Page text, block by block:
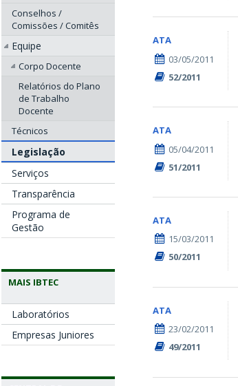
Conselhos /
Comissões / Comitês
Equipe
Corpo Docente
Relatórios do Plano
de Trabalho
Docente
Técnicos
Legislação
Serviços
Transparência
Programa de
Gestão
MAIS IBTEC
Laboratórios
Empresas Juniores
ATA
03/05/2011
52/2011
ATA
05/04/2011
51/2011
ATA
15/03/2011
50/2011
ATA
23/02/2011
49/2011